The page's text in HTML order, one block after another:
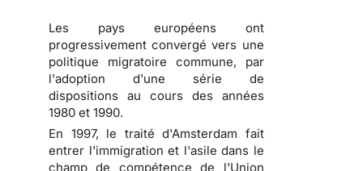
Les pays européens ont
progressivement convergé vers une
politique migratoire commune, par
l'adoption d'une série de
dispositions au cours des années
1980 et 1990.
En 1997, le traité d'Amsterdam fait
entrer l'immigration et l'asile dans le
champ de compétence de l'Union